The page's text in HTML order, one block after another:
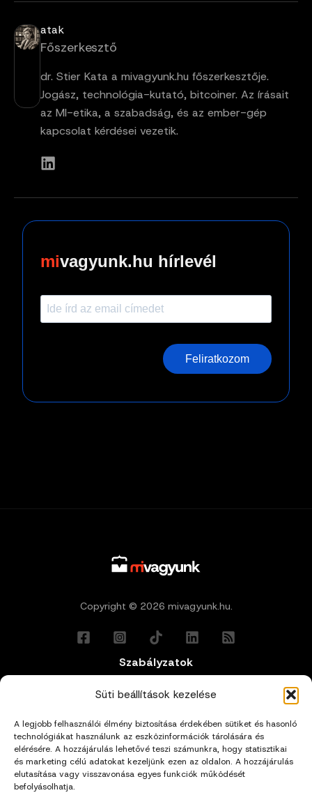
Süti beállítások kezelése
A legjobb felhasználói élmény biztosítása érdekében sütiket és hasonló
technológiákat használunk az eszközinformációk tárolására és
elérésére. A hozzájárulás lehetővé teszi számunkra, hogy statisztikai
és marketing célú adatokat kezeljünk ezen az oldalon. A hozzájárulás
elutasítása vagy visszavonása egyes funkciók működését
befolyásolhatja.
atak
Főszerkesztő
dr. Stier Kata a mivagyunk.hu főszerkesztője.
Jogász, technológia-kutató, bitcoiner. Az írásait
az MI-etika, a szabadság, és az ember-gép
kapcsolat kérdései vezetik.
vagyunk.hu hírlevél
Feliratkozom
Copyright © 2026 mivagyunk.hu.
Szabályzatok
Általános Felhasználási Feltételek
Adatkezelési Tájékoztató
Impresszum